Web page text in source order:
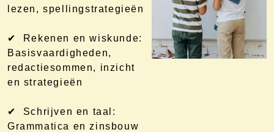
lezen, spellingstrategieën
✔ Rekenen en wiskunde:
Basisvaardigheden,
redactiesommen, inzicht
en strategieën
✔ Schrijven en taal:
Grammatica en zinsbouw